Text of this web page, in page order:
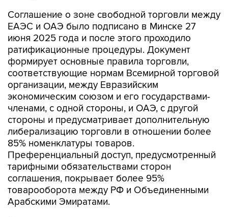
Соглашение о зоне свободной торговли между
ЕАЭС и ОАЭ было подписано в Минске 27
июня 2025 года и после этого проходило
ратификационные процедуры. Документ
формирует основные правила торговли,
соответствующие нормам Всемирной торговой
организации, между Евразийским
экономическим союзом и его государствами-
членами, с одной стороны, и ОАЭ, с другой
стороны и предусматривает дополнительную
либерализацию торговли в отношении более
85% номенклатуры товаров.
Преференциальный доступ, предусмотренный
тарифными обязательствами сторон
соглашения, покрывает более 95%
товарооборота между РФ и Объединенными
Арабскими Эмиратами.